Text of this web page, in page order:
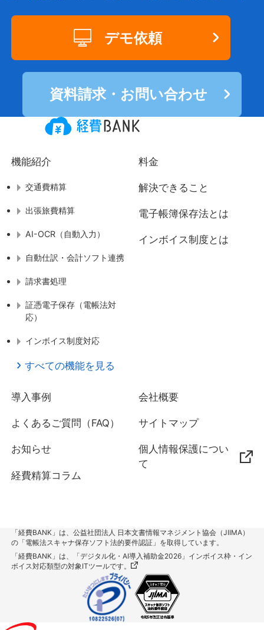
デモ依頼
資料請求・お問い合わせ
機能紹介
交通費精算
出張旅費精算
AI-OCR（自動入力）
自動仕訳・会計ソフト連携
請求書処理
証憑電子保存（電帳法対
応）
インボイス制度対応
すべての機能を見る
料金
解決できること
電子帳簿保存法とは
インボイス制度とは
導入事例
よくあるご質問（FAQ）
お知らせ
経費精算コラム
会社概要
サイトマップ
個人情報保護につい
て
「経費BANK」は、公益社団法人 日本文書情報マネジメント協会（JIIMA）
の「電帳法スキャナ保存ソフト法的要件認証」を取得しています。
「経費BANK」は、「デジタル化・AI導入補助金2026」インボイス枠・イン
ボイス対応類型の対象ITツールです。